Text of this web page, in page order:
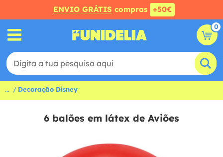
ENVIO GRÁTIS compras +50€
0
... Decoração Disney
6 balões em látex de Aviões